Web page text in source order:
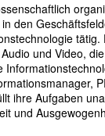
den
und Video,
ihre Aufgaben
und